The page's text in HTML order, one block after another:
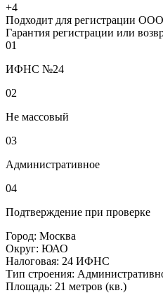
+4
Подходит для регистрации
Гарантия регистрации или
01
ИФНС №24
02
Не массовый
03
Административное
04
Подтверждение при проверке
Город: Москва
Округ: ЮАО
Налоговая: 24 ИФНС
Тип строения:
Площадь: 21 метров (кв.)